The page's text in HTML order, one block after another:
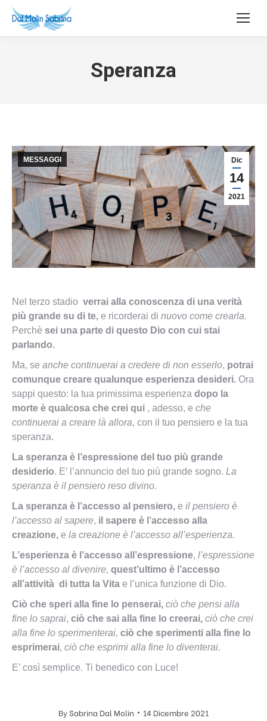
Speranza
Dic
14
2021
MESSAGGI
Nel terzo stadio verrai alla conoscenza di una verità
più grande su di te, e ricorderai di nuovo come crearla.
Perchè sei una parte di questo Dio con cui stai
parlando.
Ma, se anche continuerai a credere di non esserlo, potrai
comunque creare qualunque esperienza desideri. Ora
sappi questo: la tua primissima esperienza dopo la
morte è qualcosa che crei qui , adesso, e che
continuerai a creare là allora, con il tuo pensiero e la tua
speranza.
La speranza è l’espressione del tuo più grande
desiderio. E’ l’annuncio del tuo più grande sogno. La
speranza è il pensiero reso divino.
La speranza è l’accesso al pensiero, e il pensiero è
l’accesso al sapere, il sapere è l’accesso alla
creazione, e la creazione è l’accesso all’esperienza.
L’esperienza è l’accesso all’espressione, l’espressione
è l’accesso al divenire, quest’ultimo è l’accesso
all’attività di tutta la Vita e l’unica funzione di Dio.
Ciò che speri alla fine lo penserai, ciò che pensi alla
fine lo saprai, ciò che sai alla fine lo creerai, ciò che crei
alla fine lo sperimenterai, ciò che sperimenti alla fine lo
esprimerai, ciò che esprimi alla fine lo diventerai.
E’ così semplice. Ti benedico con Luce!
BySabrina Dal Molin 14 Dicembre 2021